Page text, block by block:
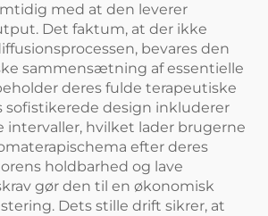
med at den leverer
Det faktum, at der ikke
bevares den
sammensætning af essentielle
deres fulde terapeutiske
sofistikerede design inkluderer
intervaller, hvilket lader brugerne
efter deres
holdbarhed og lave
gør den til en økonomisk
Dets stille drift sikrer, at